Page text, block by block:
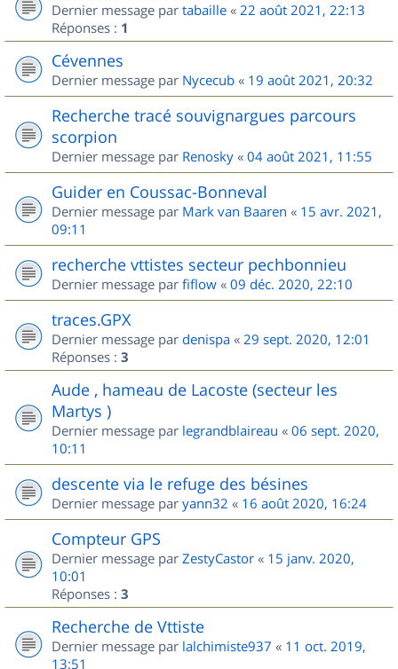
Dernier message par tabaille « 22 août 2021, 22:13
Réponses : 1
Cévennes
Dernier message par Nycecub « 19 août 2021, 20:32
Recherche tracé souvignargues parcours
scorpion
Dernier message par Renosky « 04 août 2021, 11:55
Guider en Coussac-Bonneval
Dernier message par Mark van Baaren « 15 avr. 2021,
09:11
recherche vttistes secteur pechbonnieu
Dernier message par fiflow « 09 déc. 2020, 22:10
traces.GPX
Dernier message par denispa « 29 sept. 2020, 12:01
Réponses : 3
Aude , hameau de Lacoste (secteur les
Martys )
Dernier message par legrandblaireau « 06 sept. 2020,
10:11
descente via le refuge des bésines
Dernier message par yann32 « 16 août 2020, 16:24
Compteur GPS
Dernier message par ZestyCastor « 15 janv. 2020,
10:01
Réponses : 3
Recherche de Vttiste
Dernier message par lalchimiste937 « 11 oct. 2019,
13:51